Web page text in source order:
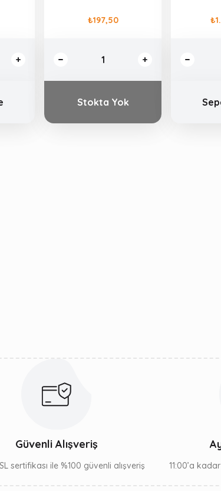
₺197,50
Stokta Yok
Güvenli Alışveriş
sertifikası ile %100 güvenli alışveriş 11:00’a